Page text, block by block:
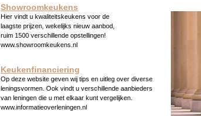
Showroomkeukens
Hier vindt u kwaliteitskeukens voor de
laagste prijzen, wekelijks nieuw aanbod,
ruim 1500 verschillende opstellingen!
www.showroomkeukens.nl
Keukenfinanciering
Op deze website geven wij tips en uitleg over diverse
leningsvormen. Ook vindt u verschillende aanbieders
van leningen die u met elkaar kunt vergelijken.
www.informatieoverleningen.nl